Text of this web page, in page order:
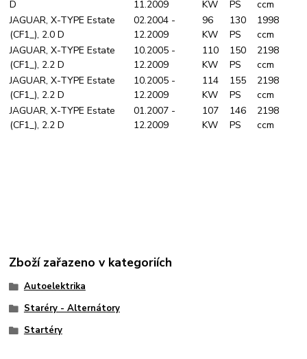
D
11.2009
KW
PS
ccm
JAGUAR, X-TYPE Estate
(CF1_), 2.0 D
02.2004 -
12.2009
96
KW
130
PS
1998
ccm
JAGUAR, X-TYPE Estate
(CF1_), 2.2 D
10.2005 -
12.2009
110
KW
150
PS
2198
ccm
JAGUAR, X-TYPE Estate
(CF1_), 2.2 D
10.2005 -
12.2009
114
KW
155
PS
2198
ccm
JAGUAR, X-TYPE Estate
(CF1_), 2.2 D
01.2007 -
12.2009
107
KW
146
PS
2198
ccm
Zboží zařazeno v kategoriích
Autoelektrika
Staréry - Alternátory
Startéry